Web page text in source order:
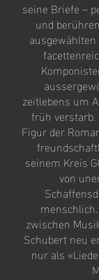
seine Briefe –
und
zeitlebens um
früh
Figur der
seinem Kreis
von
zwischen
Schubert neu
nur als